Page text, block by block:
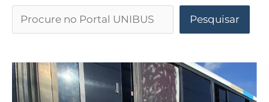
Pesquisar